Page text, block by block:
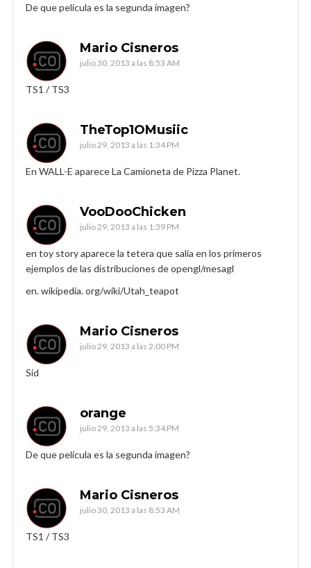
De que pelicula es la segunda imagen?
Mario Cisneros
julio 30, 2013 a las 8:53 AM
TS1 / TS3
TheTop1OMusiic
julio 29, 2013 a las 1:34 PM
En WALL-E aparece La Camioneta de Pizza Planet.
VooDooChicken
julio 29, 2013 a las 1:39 PM
en toy story aparece la tetera que salía en los primeros
ejemplos de las distribuciones de opengl/mesagl
en. wikipedia. org/wiki/Utah_teapot
Mario Cisneros
julio 29, 2013 a las 2:00 PM
Sid
orange
julio 29, 2013 a las 5:34 PM
De que pelicula es la segunda imagen?
Mario Cisneros
julio 30, 2013 a las 8:53 AM
TS1 / TS3